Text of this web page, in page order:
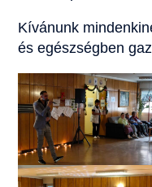
Kívánunk
és egészségben